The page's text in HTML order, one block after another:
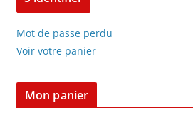
Mot de passe perdu
Voir votre panier
Mon panier